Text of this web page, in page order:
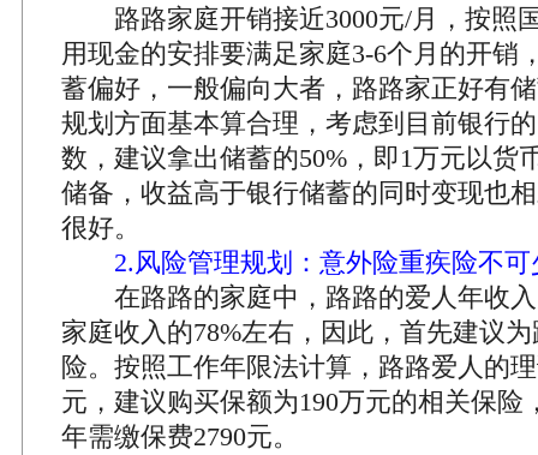
路路家庭开销接近3000元/月，按照
用现金的安排要满足家庭3-6个月的开销
蓄偏好，一般偏向大者，路路家正好有
规划方面基本算合理，考虑到目前银行
数，建议拿出储蓄的50%，即1万元以货
储备，收益高于银行储蓄的同时变现也
很好。
2.风险管理规划：意外险重疾险不可
在路路的家庭中，路路的爱人年收入
家庭收入的78%左右，因此，首先建议
险。按照工作年限法计算，路路爱人的
元，建议购买保额为190万元的相关保险
年需缴保费2790元。